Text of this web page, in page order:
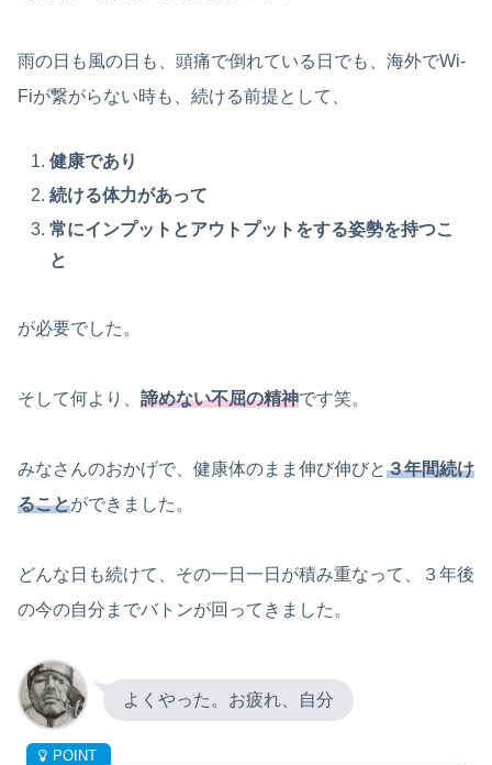
雨の日も風の日も、頭痛で倒れている日でも、海外でWi-
Fiが繋がらない時も、続ける前提として、
健康であり
続ける体力があって
常にインプットとアウトプットをする姿勢を持つこ
と
が必要でした。
そして何より、 諦めない不屈の精神です笑。
みなさんのおかげで、健康体のまま伸び伸びと３年間続け
ることができました。
どんな日も続けて、その一日一日が積み重なって、３年後
の今の自分までバトンが回ってきました。
よくやった。お疲れ、自分